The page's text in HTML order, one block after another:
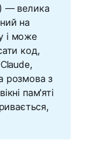
— велика
на
і може
код,
розмова з
пам'яті